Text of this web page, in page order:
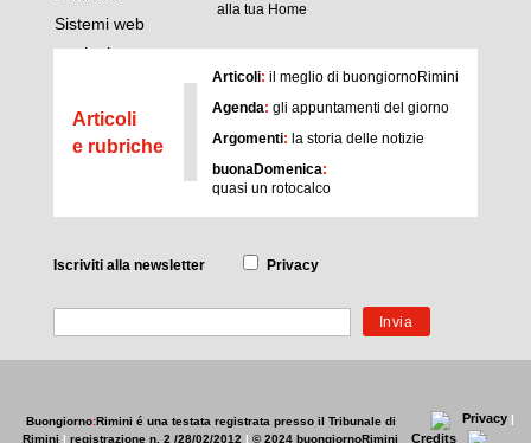
alla tua Home
Articoli
e rubriche
I Articoli: il meglio di buongiornoRimini
Agenda: gli appuntamenti del giorno
Argomenti: la storia delle notizie
buonaDomenica:
quasi un rotocalco
Iscriviti alla newsletter Privacy
Buongiorno:Rimini é una testata registrata presso il Tribunale di
Rimini | registrazione n. 2 /28/02/2012 | © 2024 buongiornoRimini
Privacy |
Credits